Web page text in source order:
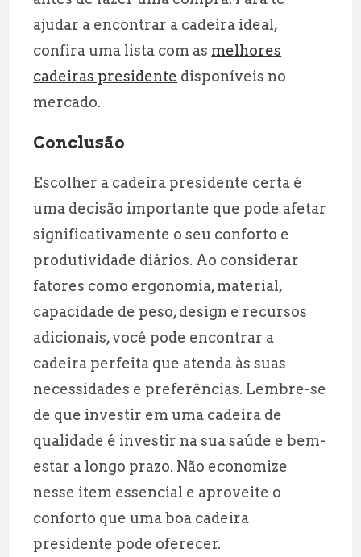
ajudar a encontrar a cadeira ideal,
confira uma lista com as melhores
cadeiras presidente disponíveis no
mercado.
Conclusão
Escolher a cadeira presidente certa é
uma decisão importante que pode afetar
significativamente o seu conforto e
produtividade diários. Ao considerar
fatores como ergonomia, material,
capacidade de peso, design e recursos
adicionais, você pode encontrar a
cadeira perfeita que atenda às suas
necessidades e preferências. Lembre-se
de que investir em uma cadeira de
qualidade é investir na sua saúde e bem-
estar a longo prazo. Não economize
nesse item essencial e aproveite o
conforto que uma boa cadeira
presidente pode oferecer.